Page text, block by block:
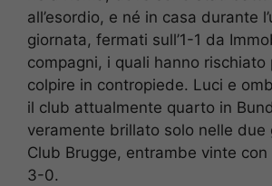
all’esordio, e né in casa durante
giornata, fermati sull’1-1 da
compagni, i quali hanno rischiato
colpire in contropiede. Luci e
il club attualmente quarto in
veramente brillato solo nelle due
Club Brugge, entrambe vinte
3-0.